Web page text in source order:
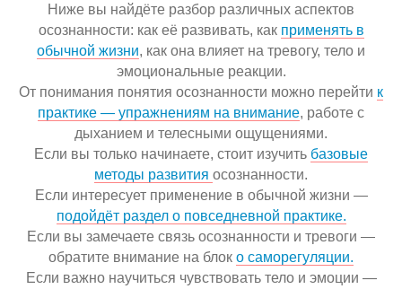
Ниже вы найдёте разбор различных аспектов
осознанности: как её развивать, как применять в
обычной жизни, как она влияет на тревогу, тело и
эмоциональные реакции.
От понимания понятия осознанности можно перейти к
практике — упражнениям на внимание, работе с
дыханием и телесными ощущениями.
Если вы только начинаете, стоит изучить базовые
методы развития осознанности.
Если интересует применение в обычной жизни —
подойдёт раздел о повседневной практике.
Если вы замечаете связь осознанности и тревоги —
обратите внимание на блок о саморегуляции.
Если важно научиться чувствовать тело и эмоции —